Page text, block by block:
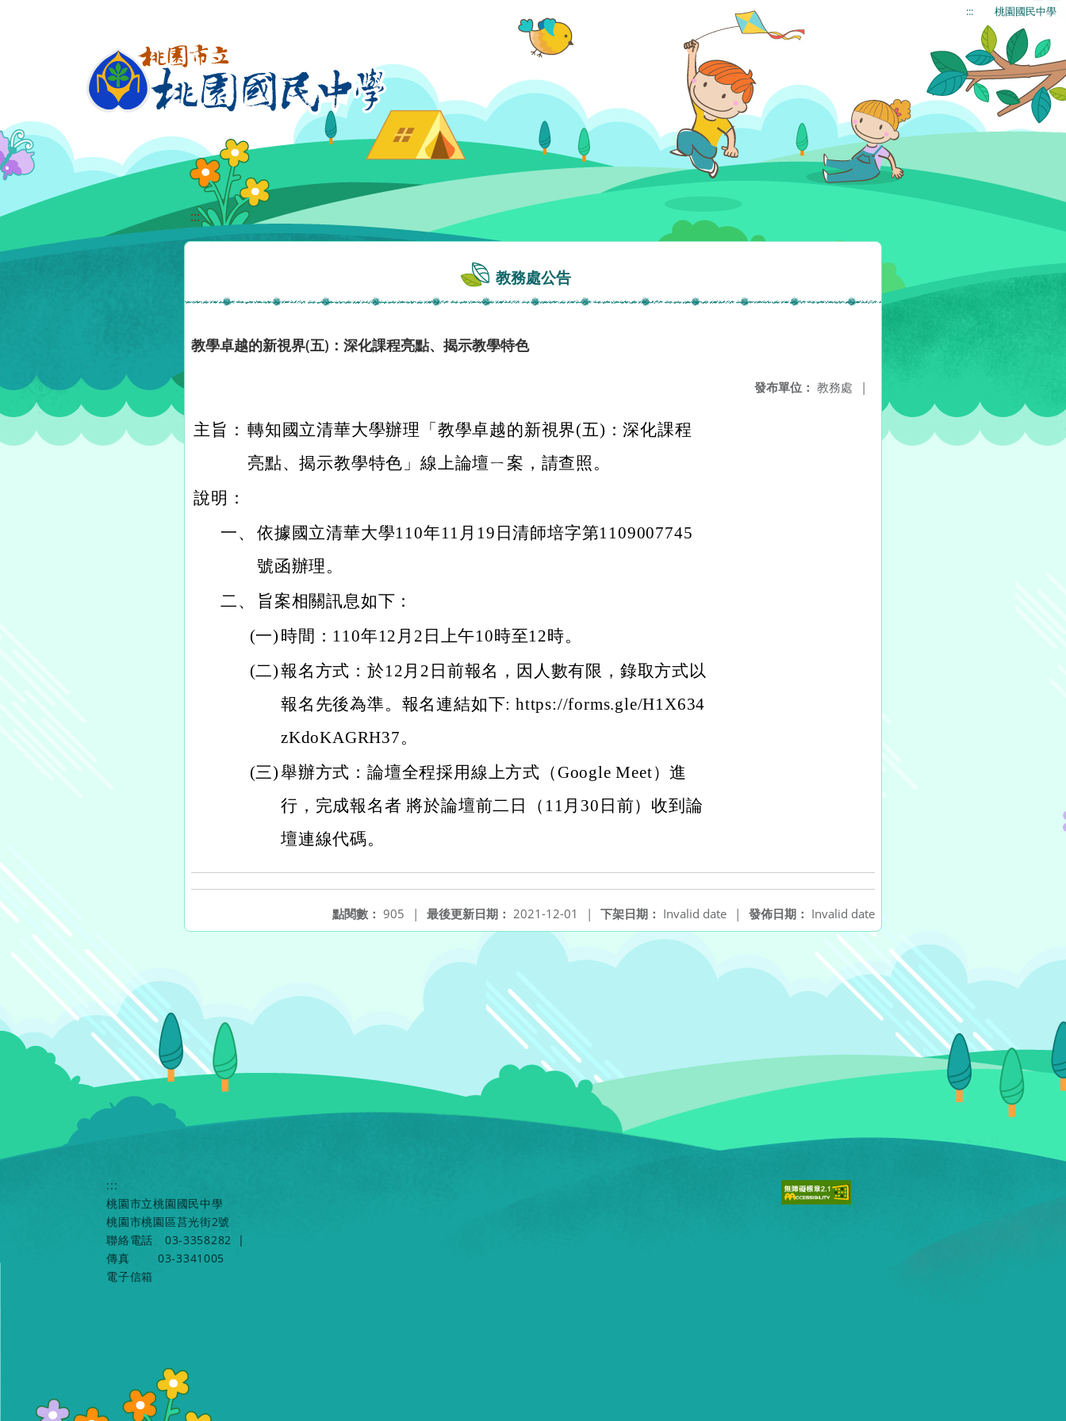
::: 桃園國民中學
:::
教務處公告
教學卓越的新視界(五)：深化課程亮點、揭示教學特色
發布單位： 教務處 |
主旨： 轉知國立清華大學辦理「教學卓越的新視界(五)：深化課程
亮點、揭示教學特色」線上論壇ㄧ案，請查照。
說明：
一、 依據國立清華大學110年11月19日清師培字第1109007745
號函辦理。
二、
旨案相關訊息如下：
(一) 時間：110年12月2日上午10時至12時。
(二)報名方式：於12月2日前報名，因人數有限，錄取方式以
報名先後為準。報名連結如下: https://forms.gle/H1X634
zKdoKAGRH37。
(三)舉辦方式：論壇全程採用線上方式（Google Meet）進
行，完成報名者 將於論壇前二日（11月30日前）收到論
壇連線代碼。
發佈日期： Invalid date
下架日期： Invalid date |
最後更新日期： 2021-12-01 |
點閱數： 905 |
:::
桃園市立桃園國民中學
桃園市桃園區莒光街2號
聯絡電話
03-3358282
|
傳真
03-3341005
電子信箱